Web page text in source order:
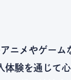
ニメやゲーム
体験を通じて